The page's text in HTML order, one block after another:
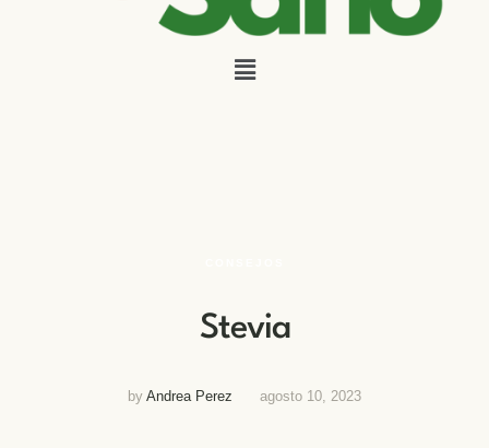
Stevia
by Andrea Perez agosto 10, 2023